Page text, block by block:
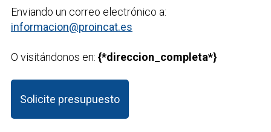
Enviando un correo electrónico a:
informacion@proincat.es
O visitándonos en: {*direccion_completa*}
Solicite presupuesto